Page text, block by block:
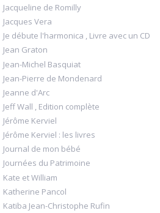
Jacqueline de Romilly
Jacques Vera
Je débute l'harmonica , Livre avec un CD
Jean Graton
Jean-Michel Basquiat
Jean-Pierre de Mondenard
Jeanne d'Arc
Jeff Wall , Edition complète
Jérôme Kerviel
Jérôme Kerviel : les livres
Journal de mon bébé
Journées du Patrimoine
Kate et William
Katherine Pancol
Katiba Jean-Christophe Rufin